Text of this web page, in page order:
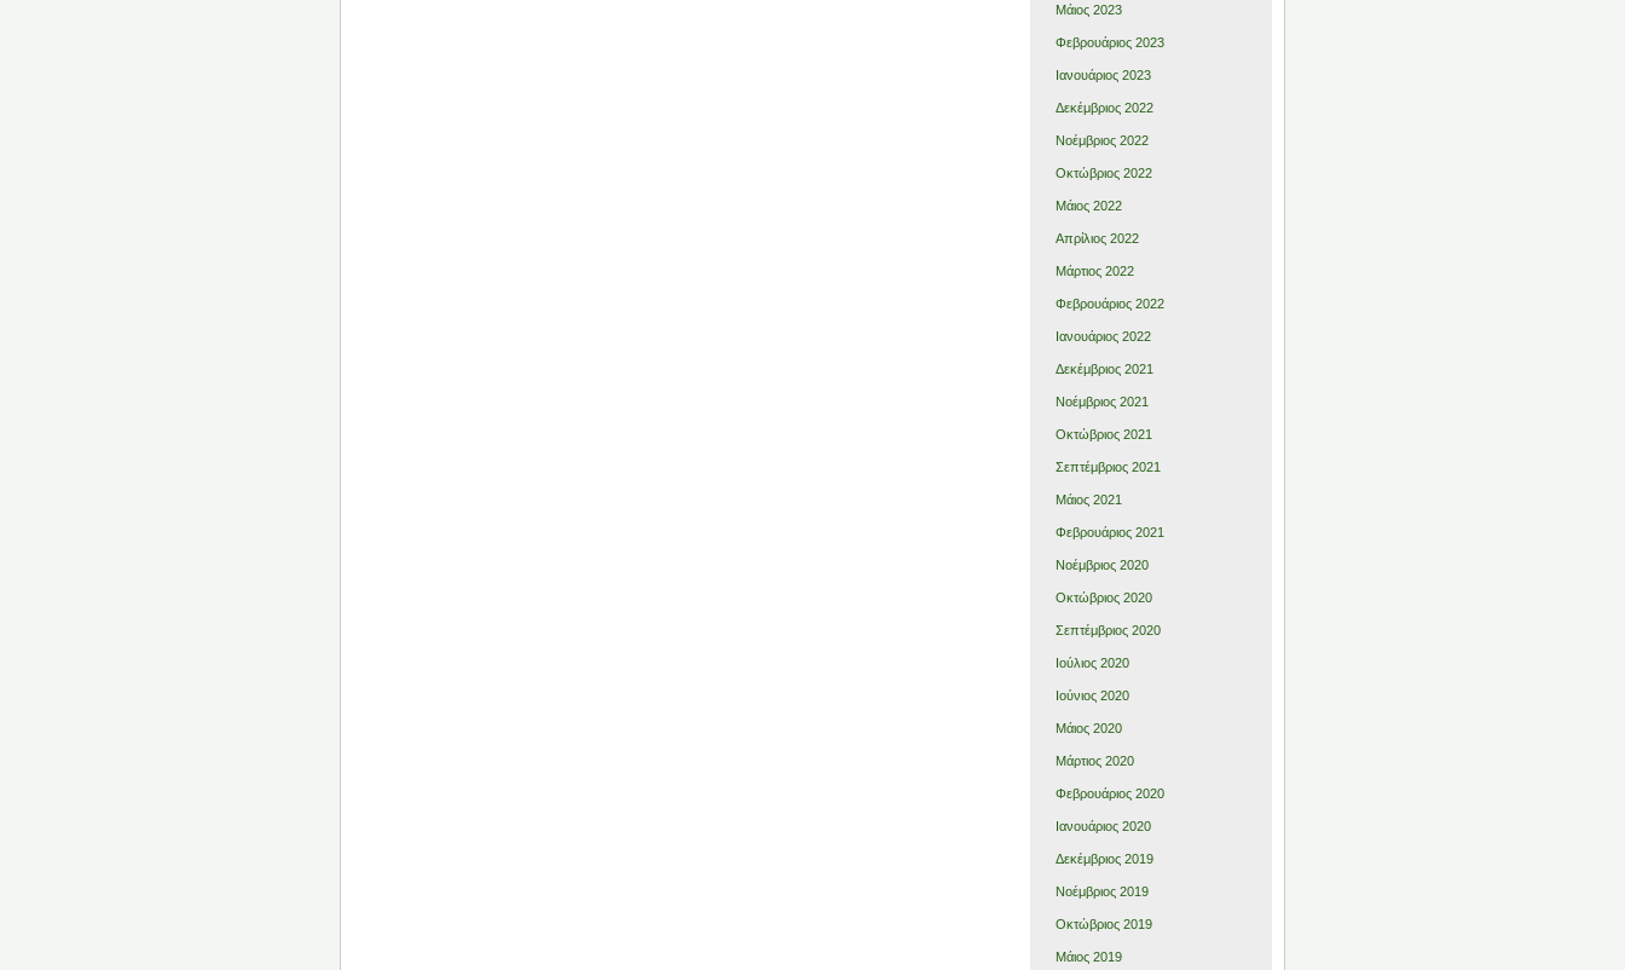
Μάιος 2023
Φεβρουάριος 2023
Ιανουάριος 2023
Δεκέμβριος 2022
Νοέμβριος 2022
Οκτώβριος 2022
Μάιος 2022
Απρίλιος 2022
Μάρτιος 2022
Φεβρουάριος 2022
Ιανουάριος 2022
Δεκέμβριος 2021
Νοέμβριος 2021
Οκτώβριος 2021
Σεπτέμβριος 2021
Μάιος 2021
Φεβρουάριος 2021
Νοέμβριος 2020
Οκτώβριος 2020
Σεπτέμβριος 2020
Ιούλιος 2020
Ιούνιος 2020
Μάιος 2020
Μάρτιος 2020
Φεβρουάριος 2020
Ιανουάριος 2020
Δεκέμβριος 2019
Νοέμβριος 2019
Οκτώβριος 2019
Μάιος 2019